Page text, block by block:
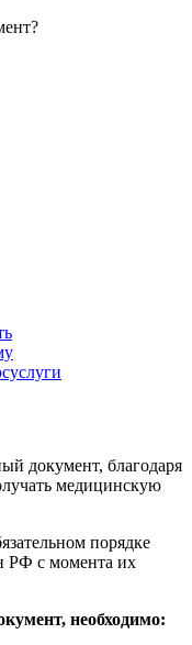
документ, благодаря
медицинскую
порядке
РФ с момента их
необходимо: